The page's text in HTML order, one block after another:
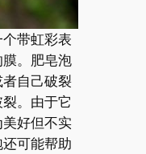
带虹彩表
。肥皂泡
自己破裂
。由于它
好但不实
可能帮助